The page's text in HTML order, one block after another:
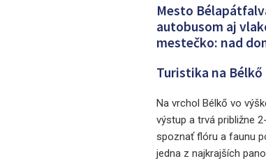
Mesto
autobusom aj
mestečko: nad
Turistika na Bélkő
Na vrchol Bélkő vo
výstup a trvá približne
spoznať flóru a faunu
jedna z najkrajších